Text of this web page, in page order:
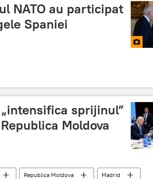
NATO au participat
Spaniei
sprijinul”
Moldova
Republica Moldova
Madrid